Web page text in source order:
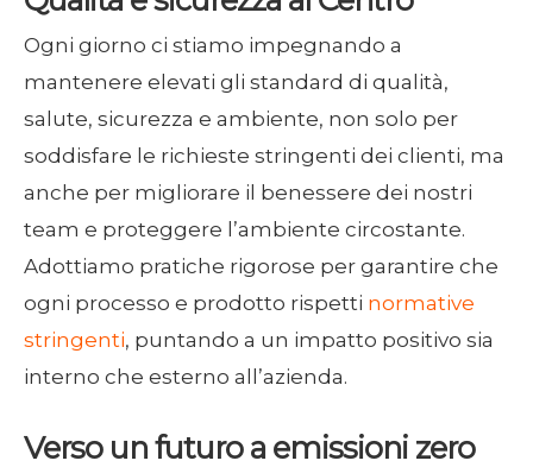
Ogni giorno ci stiamo impegnando a
mantenere elevati gli standard di qualità,
salute, sicurezza e ambiente, non solo per
soddisfare le richieste stringenti dei clienti, ma
anche per migliorare il benessere dei nostri
team e proteggere l’ambiente circostante.
Adottiamo pratiche rigorose per garantire che
ogni processo e prodotto rispetti normative
stringenti, puntando a un impatto positivo sia
interno che esterno all’azienda.
Verso un futuro a emissioni zero